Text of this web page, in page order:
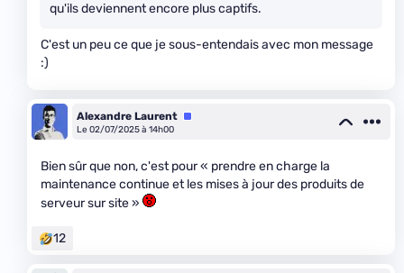
qu'ils deviennent encore plus captifs.
C'est un peu ce que je sous-entendais avec mon message
:)
Alexandre Laurent Équipe
Le 02/07/2025 à 14h00
Bien sûr que non, c'est pour « prendre en charge la
maintenance continue et les mises à jour des produits de
serveur sur site »
12